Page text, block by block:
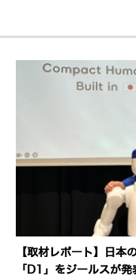
【取材レポート】日本
「D1」をジールスが